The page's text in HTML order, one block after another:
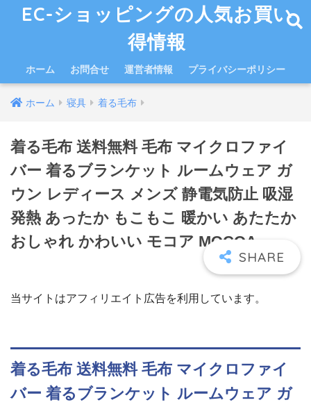
EC-ショッピングの人気お買い
得情報
ホーム お問合せ 運営者情報 プライバシーポリシー
ホーム 寝具 着る毛布
着る毛布 送料無料 毛布 マイクロファイ
バー 着るブランケット ルームウェア ガ
ウン レディース メンズ 静電気防止 吸湿
発熱 あったか もこもこ 暖かい あたたか
おしゃれ かわいい モコア MOCOA
当サイトはアフィリエイト広告を利用しています。
着る毛布 送料無料 毛布 マイクロファイ
バー 着るブランケット ルームウェア ガ